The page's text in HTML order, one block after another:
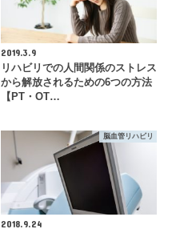
2019.3.9
リハビリでの人間関係のストレス
から解放されるための6つの方法
【PT・OT…
脳血管リハビリ
2018.9.24